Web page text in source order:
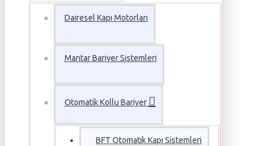
Dairesel Kapı Motorları
Mantar Bariyer Sistemleri
Otomatik Kollu Bariyer
BFT Otomatik Kapı Sistemleri